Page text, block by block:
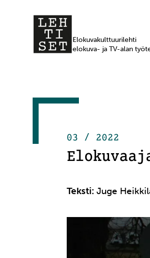
Elokuvakulttuurilehti
elokuva- ja TV-alan
03 / 2022
Teksti:Juge